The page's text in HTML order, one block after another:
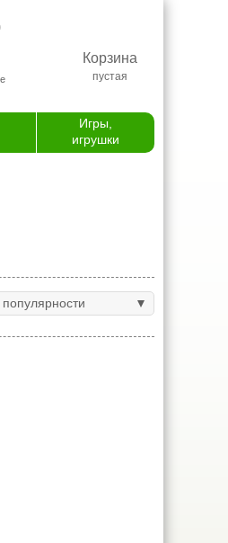
Корзина
пустая
Игры,
игрушки
популярности